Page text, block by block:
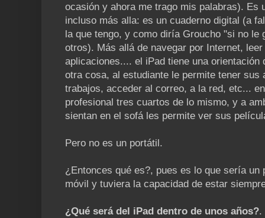
ocasión y ahora me trago mis palabras). Es
incluso más alla: es un cuaderno digital (a
la que tengo, y como diría Groucho "si no le
otros). Más allá de navegar por Internet,
aplicaciones.... el iPad tiene una orientación
otra cosa, al estudiante le permite tener sus
trabajos, acceder al correo, a la red, etc...
profesional tres cuartos de lo mismo, y a
sientan en el sofá les permite ver sus
Pero no es un portátil.
¿Entonces qué es?, pues es lo que sería
móvil y tuviera la capacidad de estar
¿Qué será del iPad dentro de unos años?.